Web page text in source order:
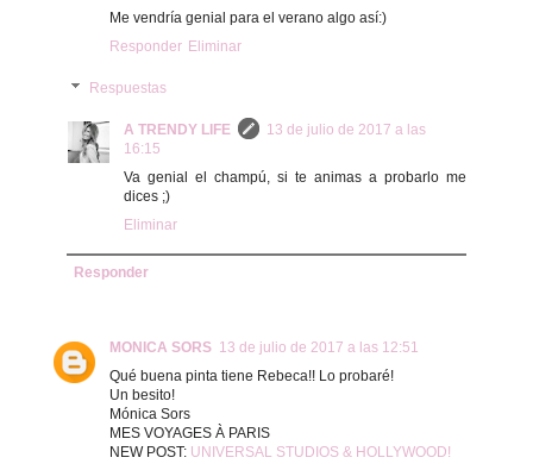
Me vendría genial para el verano algo así:)
Responder Eliminar
Respuestas
A TRENDY LIFE
13 de julio de 2017 a las
16:15
Va genial el champú, si te animas a probarlo me
dices ;)
Eliminar
Responder
MONICA SORS 13 de julio de 2017 a las 12:51
Qué buena pinta tiene Rebeca!! Lo probaré!
Un besito!
Mónica Sors
MES VOYAGES À PARIS
NEW POST: UNIVERSAL STUDIOS & HOLLYWOOD!